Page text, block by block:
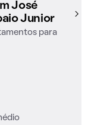
José
Junior
para